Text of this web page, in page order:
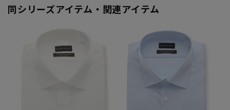
同シリーズアイテム・関連アイテム